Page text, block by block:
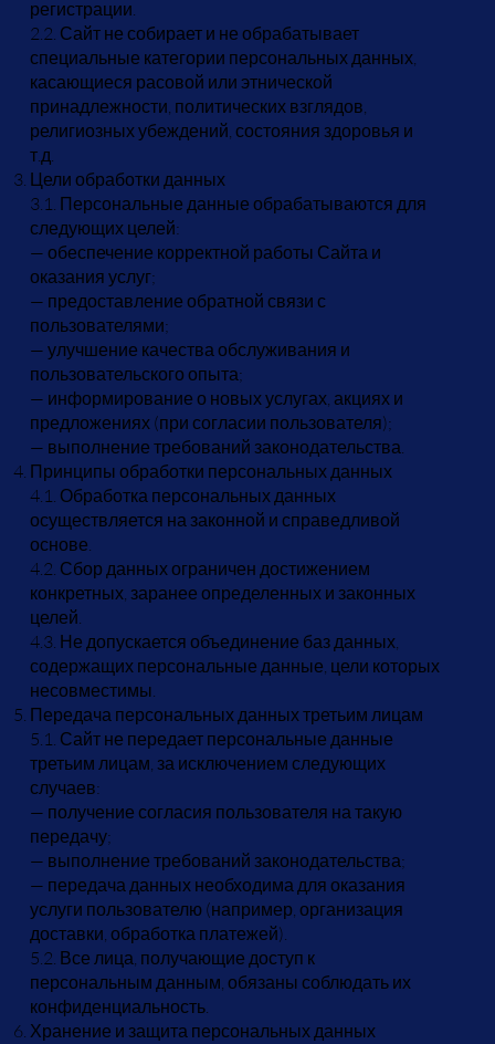
регистрации.
2.2. Сайт не собирает и не обрабатывает
специальные категории персональных данных,
касающиеся расовой или этнической
принадлежности, политических взглядов,
религиозных убеждений, состояния здоровья и
т.д.
Цели обработки данных
3.1. Персональные данные обрабатываются для
следующих целей:
— обеспечение корректной работы Сайта и
оказания услуг;
— предоставление обратной связи с
пользователями;
— улучшение качества обслуживания и
пользовательского опыта;
— информирование о новых услугах, акциях и
предложениях (при согласии пользователя);
— выполнение требований законодательства.
Принципы обработки персональных данных
4.1. Обработка персональных данных
осуществляется на законной и справедливой
основе.
4.2. Сбор данных ограничен достижением
конкретных, заранее определенных и законных
целей.
4.3. Не допускается объединение баз данных,
содержащих персональные данные, цели которых
несовместимы.
Передача персональных данных третьим лицам
5.1. Сайт не передает персональные данные
третьим лицам, за исключением следующих
случаев:
— получение согласия пользователя на такую
передачу;
— выполнение требований законодательства;
— передача данных необходима для оказания
услуги пользователю (например, организация
доставки, обработка платежей).
5.2. Все лица, получающие доступ к
персональным данным, обязаны соблюдать их
конфиденциальность.
Хранение и защита персональных данных